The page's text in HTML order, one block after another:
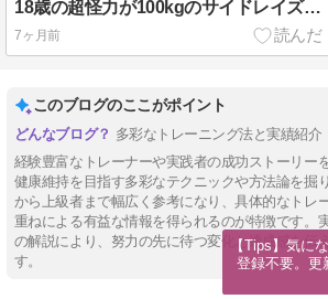
18歳の超怪力が100kgのサイドレイズをやってみたｗｗｗ
7ヶ月前
このブログのここがポイント
多彩なトレーニング法と実績紹介
経験豊富なトレーナーや実践者の成功ストーリー
健康維持を目指す多彩なテクニックや方法論を掘
から上級者まで幅広く参考になり、具体的なトレ
重ねによる有益な情報を得られるのが特徴です。
の解説により、努力の先に待つ変化と達成感を伝
す。
【Tips】気に
登録不要。更